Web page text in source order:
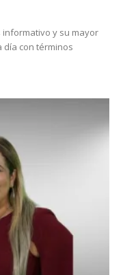
y su mayor
día con términos